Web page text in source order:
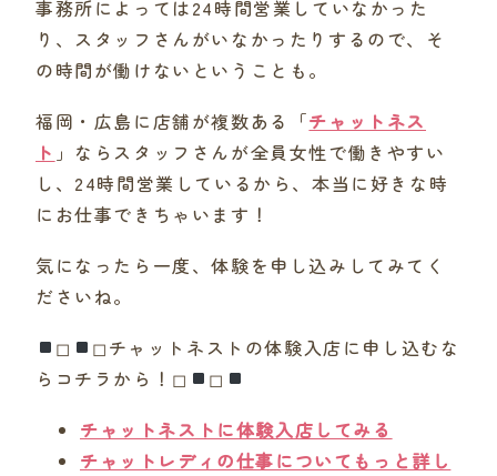
事務所によっては24時間営業していなかった
り、スタッフさんがいなかったりするので、そ
の時間が働けないということも。
福岡・広島に店舗が複数ある「チャットネス
ト 」ならスタッフさんが全員女性で働きやすい
し、24時間営業しているから、本当に好きな時
にお仕事できちゃいます！
気になったら一度、体験を申し込みしてみてく
ださいね。
◻︎
◻︎チャットネストの体験入店に申し込むな
らコチラから！◻︎
◻︎
チャットネストに体験入店してみる
チャットレディの仕事についてもっと詳し